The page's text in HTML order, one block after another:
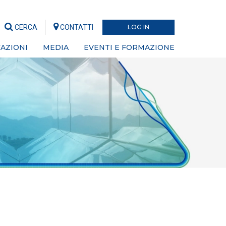
LOG IN
CERCA CONTATTI
MEDIA EVENTI E FORMAZIONE